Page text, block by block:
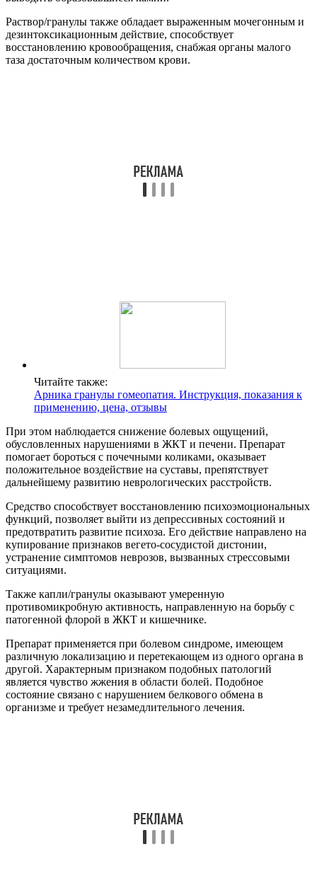
Раствор/гранулы также обладает выраженным мочегонным и
дезинтоксикационным действие, способствует
восстановлению кровообращения, снабжая органы малого
таза достаточным количеством крови.
Читайте также:
Арника гранулы гомеопатия. Инструкция, показания к
применению, цена, отзывы
При этом наблюдается снижение болевых ощущений,
обусловленных нарушениями в ЖКТ и печени. Препарат
помогает бороться с почечными коликами, оказывает
положительное воздействие на суставы, препятствует
дальнейшему развитию неврологических расстройств.
Средство способствует восстановлению психоэмоциональных
функций, позволяет выйти из депрессивных состояний и
предотвратить развитие психоза. Его действие направлено на
купирование признаков вегето-сосудистой дистонии,
устранение симптомов неврозов, вызванных стрессовыми
ситуациями.
Также капли/гранулы оказывают умеренную
противомикробную активность, направленную на борьбу с
патогенной флорой в ЖКТ и кишечнике.
Препарат применяется при болевом синдроме, имеющем
различную локализацию и перетекающем из одного органа в
другой. Характерным признаком подобных патологий
является чувство жжения в области болей. Подобное
состояние связано с нарушением белкового обмена в
организме и требует незамедлительного лечения.